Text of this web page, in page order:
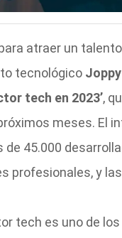
atraer un
tecnológico Joppy
tech en 2023’,
meses. El
45.000
profesionales, y
tech es uno de